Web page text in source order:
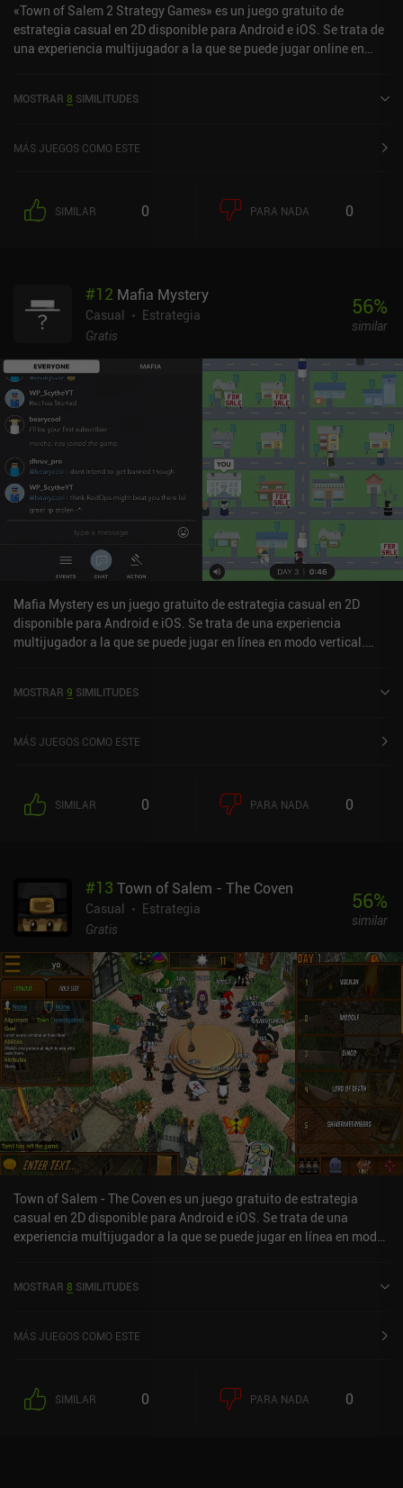
«Town of Salem 2 Strategy Games» es un juego gratuito de
estrategia casual en 2D disponible para Android e iOS. Se trata de
una experiencia multijugador a la que se puede jugar online en
Google Play y de 4,2 sobre 5,0 en la App Store de iOS.
MOSTRAR 8 SIMILITUDES
MÁS JUEGOS COMO ESTE
SIMILAR 0 PARA NADA 0
#12 Mafia Mystery
Casual
Estrategia
Gratis
56%
similar
Mafia Mystery es un juego gratuito de estrategia casual en 2D
disponible para Android e iOS. Se trata de una experiencia
multijugador a la que se puede jugar en línea en modo vertical.
5,0 en la App Store de iOS.
MOSTRAR 9 SIMILITUDES
MÁS JUEGOS COMO ESTE
SIMILAR 0 PARA NADA 0
#13 Town of Salem - The Coven
Casual
Estrategia
Gratis
56%
similar
Town of Salem - The Coven es un juego gratuito de estrategia
casual en 2D disponible para Android e iOS. Se trata de una
experiencia multijugador a la que se puede jugar en línea en modo
Google Play y de 3,6 sobre 5,0 en la App Store de iOS.
MOSTRAR 8 SIMILITUDES
MÁS JUEGOS COMO ESTE
SIMILAR 0 PARA NADA 0